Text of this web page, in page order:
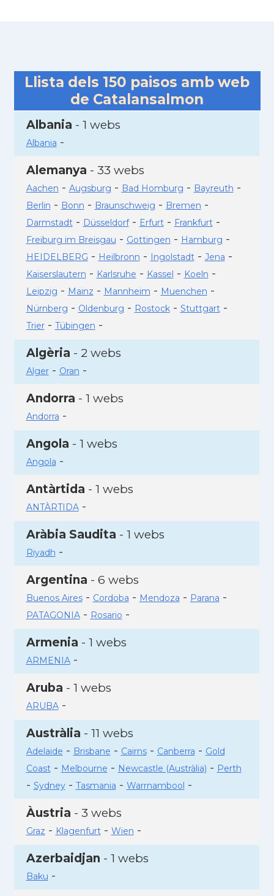
Llista dels 150 paisos amb web
de Catalansalmon
Albania - 1 webs
Albania -
Alemanya - 33 webs
Aachen - Augsburg - Bad Homburg - Bayreuth -
Berlin - Bonn - Braunschweig - Bremen -
Darmstadt- Düsseldorf- Erfurt- Frankfurt-
Freiburg im Breisgau - Gottingen - Hamburg -
HEIDELBERG - Heilbronn - Ingolstadt- Jena -
Kaiserslautern - Karlsruhe - Kassel - Koeln -
Leipzig - Mainz - Mannheim - Muenchen -
Nürnberg - Oldenburg - Rostock- Stuttgart-
Trier- Tübingen -
Algèria - 2 webs
Alger- Oran -
Andorra - 1 webs
Andorra -
Angola - 1 webs
Angola -
Antàrtida - 1 webs
ANTÀRTIDA-
Aràbia Saudita - 1 webs
Riyadh -
Argentina - 6 webs
Buenos Aires- Cordoba - Mendoza - Parana -
PATAGONIA- Rosario -
Armenia - 1 webs
ARMENIA-
Aruba - 1 webs
ARUBA-
Austràlia - 11 webs
Adelaide - Brisbane - Cairns- Canberra - Gold
Coast- Melbourne - Newcastle (Austràlia) - Perth
- Sydney- Tasmania - Warrnambool -
Àustria - 3 webs
Graz - Klagenfurt- Wien -
Azerbaidjan - 1 webs
Baku -